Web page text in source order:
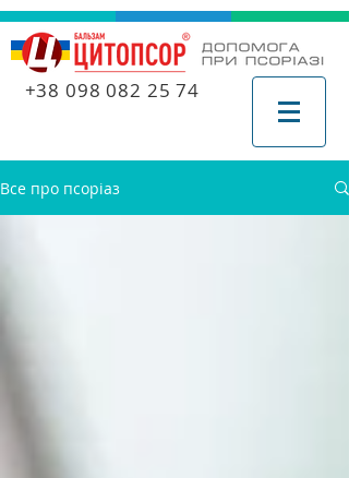
+38 098 082 25 74
Все про псоріаз